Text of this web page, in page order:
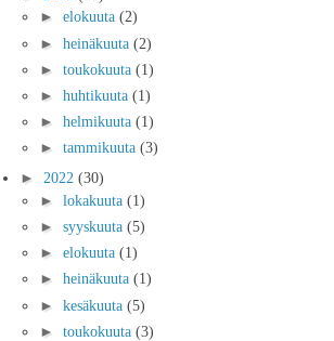
► elokuuta (2)
► heinäkuuta (2)
► toukokuuta (1)
► huhtikuuta (1)
► helmikuuta (1)
► tammikuuta (3)
► 2022 (30)
► lokakuuta (1)
► syyskuuta (5)
► elokuuta (1)
► heinäkuuta (1)
► kesäkuuta (5)
► toukokuuta (3)